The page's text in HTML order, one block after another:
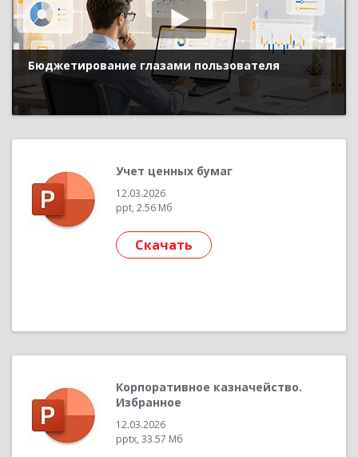
Бюджетирование глазами пользователя
Учет ценных бумаг
12.03.2026
ppt, 2.56 Мб
Скачать
Корпоративное казначейство.
Избранное
12.03.2026
pptx, 33.57 Мб